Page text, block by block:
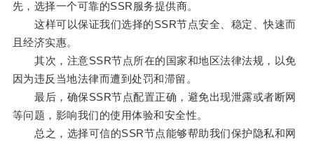
先，选择一个可靠的SSR服务提供商。
这样可以保证我们选择的SSR节点安全、稳定、快速而
且经济实惠。
其次，注意SSR节点所在的国家和地区法律法规，以免
因为违反当地法律而遭到处罚和滞留。
最后，确保SSR节点配置正确，避免出现泄露或者断网
等问题，影响我们的使用体验和安全性。
总之，选择可信的SSR节点能够帮助我们保护隐私和网